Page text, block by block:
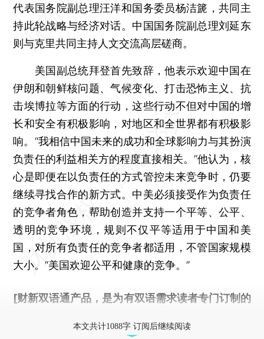
代表国务院副总理汪洋和国务委员杨洁篪，共同主
持此轮战略与经济对话。中国国务院副总理刘延东
则与克里共同主持人文交流高层磋商。
美国副总统拜登首先致辞，他表示欢迎中国在
伊朗和朝鲜核问题、气候变化、打击恐怖主义、抗
击埃博拉等方面的行动，这些行动不但对中国的增
长和安全有积极影响，对地区和全世界都有积极影
响。“我相信中国未来的成功和全球影响力与其扮演
负责任的利益相关方的程度直接相关。”他认为，核
心是即便在以负责任的方式管控未来竞争时，仍要
继续寻找合作的新方式。中美必须接受作为负责任
的竞争者角色，帮助创造并支持一个平等、公平、
透明的竞争环境，规则不仅平等适用于中国和美
国，对所有负责任的竞争者都适用，不管国家规模
大小。“美国欢迎公平和健康的竞争。”
[财新双语通产品，是为有双语需求读者专门订制的
本文共计1088字 订阅后继续阅读